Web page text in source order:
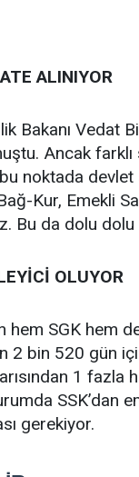
ALINIYOR
Bakanı Vedat
Ancak farklı
noktada
Kur, Emekli
Bu da dolu dolu
OLUYOR
SGK hem
2 bin 520 gün
1
SSK’dan
gerekiyor.